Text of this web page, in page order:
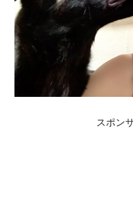
スポン